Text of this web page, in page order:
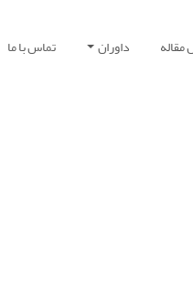
مقاله داوران تماس با ما